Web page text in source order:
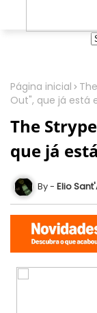
Página inicial
Out", que já está
The
que já
Elio